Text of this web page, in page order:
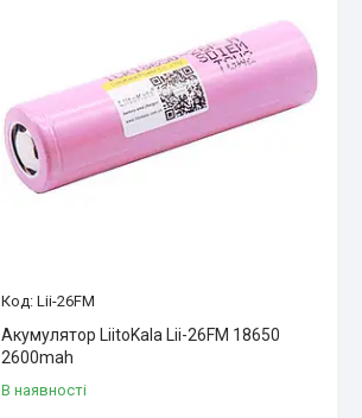
Lii-26FM
Акумулятор LiitoKala Lii-26FM 18650
2600mah
В наявності